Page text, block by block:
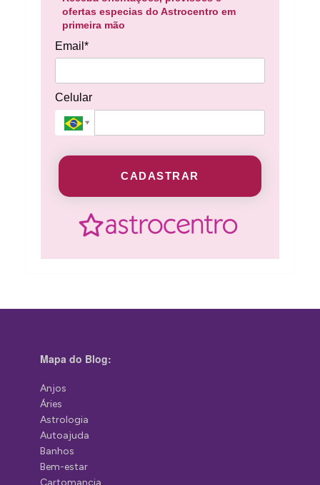
ofertas especias do Astrocentro em
primeira mão
Email*
Celular
CADASTRAR
Mapa do Blog:
Anjos
Áries
Astrologia
Autoajuda
Banhos
Bem-estar
Cartomancia